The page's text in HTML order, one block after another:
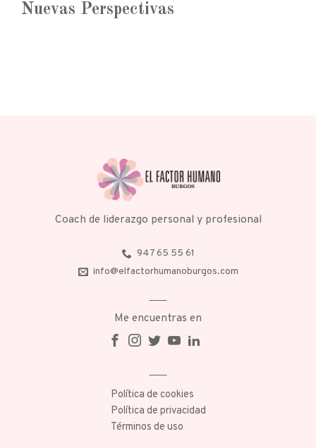
Nuevas Perspectivas
Coach de liderazgo personal y profesional
947 65 55 61
info@elfactorhumanoburgos.com
Me encuentras en
Política de cookies
Política de privacidad
Términos de uso